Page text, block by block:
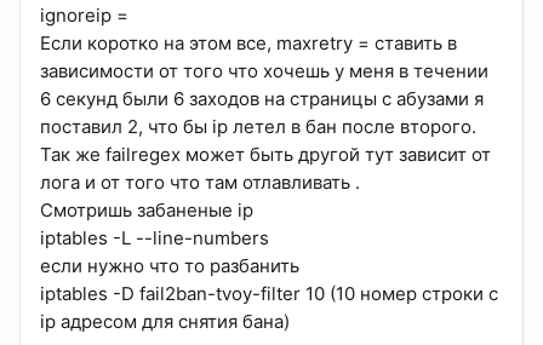
ignoreip =
Если коротко на этом все, maxretry = ставить в
зависимости от того что хочешь у меня в течении
6 секунд были 6 заходов на страницы с абузами я
поставил 2, что бы ip летел в бан после второго.
Так же failregex может быть другой тут зависит от
лога и от того что там отлавливать .
Смотришь забаненые ip
iptables -L --line-numbers
если нужно что то разбанить
iptables -D fail2ban-tvoy-filter 10 (10 номер строки с
ip адресом для снятия бана)